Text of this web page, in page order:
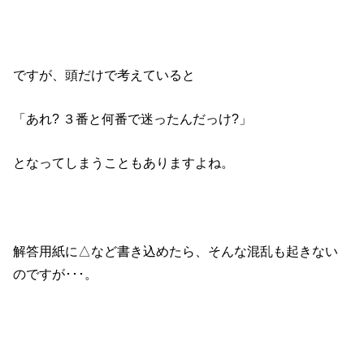
ですが、頭だけで考えていると
「あれ? ３番と何番で迷ったんだっけ?」
となってしまうこともありますよね。
解答用紙に△など書き込めたら、そんな混乱も起きない
のですが･･･。